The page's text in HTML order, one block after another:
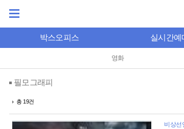
박스오피스 실시간예
영화
필모그래피
총 19건
비상선